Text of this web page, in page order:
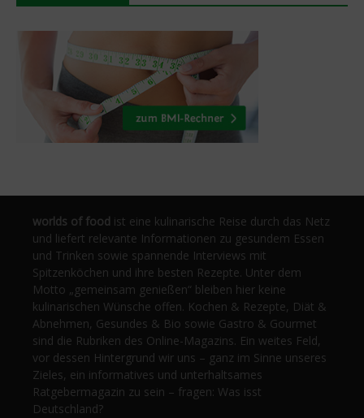
worlds of food ist eine kulinarische Reise durch das Netz
und liefert relevante Informationen zu gesundem Essen
und Trinken sowie spannende Interviews mit
Spitzenköchen und ihre besten Rezepte. Unter dem
Motto „gemeinsam genießen“ bleiben hier keine
kulinarischen Wünsche offen. Kochen & Rezepte, Diät &
Abnehmen, Gesundes & Bio sowie Gastro & Gourmet
sind die Rubriken des Online-Magazins. Ein weites Feld,
vor dessen Hintergrund wir uns – ganz im Sinne unseres
Zieles, ein informatives und unterhaltsames
Ratgebermagazin zu sein – fragen: Was isst
Deutschland?